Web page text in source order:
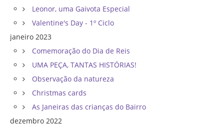
Leonor, uma Gaivota Especial
Valentine's Day - 1º Ciclo
janeiro 2023
Comemoração do Dia de Reis
UMA PEÇA, TANTAS HISTÓRIAS!
Observação da natureza
Christmas cards
As Janeiras das crianças do Bairro
dezembro 2022